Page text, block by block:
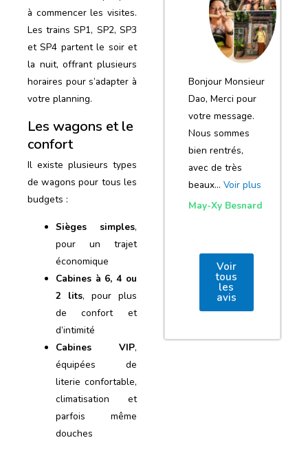
à commencer les visites.
Les trains SP1, SP2, SP3
et SP4 partent le soir et
la nuit, offrant plusieurs
horaires pour s’adapter à
votre planning.
Les wagons et le
confort
Il existe plusieurs types
de wagons pour tous les
budgets :
Sièges simples,
pour un trajet
économique
Cabines à 6, 4 ou
2 lits, pour plus
de confort et
d’intimité
Cabines VIP,
équipées de
literie confortable,
climatisation et
parfois même
douches
notre voyage
et de votre
agence
Bonjour Monsieur
Dao, Merci pour
votre message.
Nous sommes
bien rentrés,
avec de très
beaux… Voir plus
May-Xy Besnard
Voir
tous
les
avis